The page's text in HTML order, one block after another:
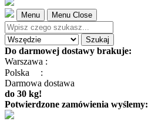
Menu Menu Close
Szukaj
Do darmowej dostawy brakuje:
Warszawa :
Polska
:
Darmowa dostawa
do 30 kg!
Potwierdzone zamówienia wyślemy: